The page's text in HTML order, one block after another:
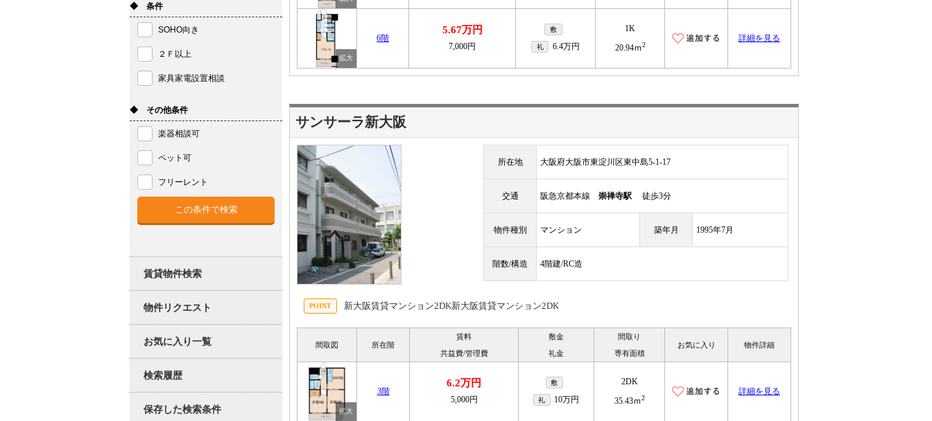
6階
5.67万円
7,000円
敷
礼 6.4万円
1K
20.94ｍ2
詳細を見る
サンサーラ新大阪
所在地 大阪府大阪市東淀川区東中島5-1-17
交通 阪急京都本線 崇禅寺駅 徒歩3分
物件種別 マンション 築年月 1995年7月
階数/構造 4階建/RC造
新大阪賃貸マンション2DK新大阪賃貸マンション2DK
間取図 所在階
賃料
共益費/管理費
敷金
礼金
間取り
専有面積
お気に入り 物件詳細
3階
6.2万円
5,000円
敷
礼 10万円
2DK
35.43ｍ2
詳細を見る
◆ 条件
SOHO向き
２Ｆ以上
家具家電設置相談
◆ その他条件
楽器相談可
ペット可
フリーレント
賃貸物件検索
物件リクエスト
お気に入り一覧
検索履歴
保存した検索条件